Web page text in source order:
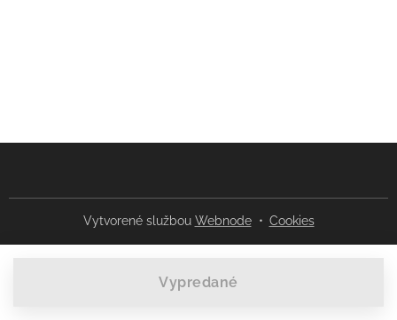
Vypredané
Vytvorené službou Webnode Cookies